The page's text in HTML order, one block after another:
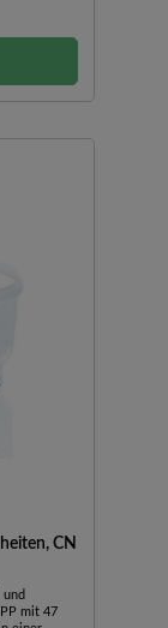
CN
mit 47